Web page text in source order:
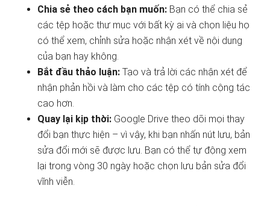
Chia sẻ theo cách bạn muốn: Bạn có thể chia sẻ
các tệp hoặc thư mục với bất kỳ ai và chọn liệu họ
có thể xem, chỉnh sửa hoặc nhận xét về nội dung
của bạn hay không.
Bắt đầu thảo luận: Tạo và trả lời các nhận xét để
nhận phản hồi và làm cho các tệp có tính cộng tác
cao hơn.
Quay lại kịp thời: Google Drive theo dõi mọi thay
đổi bạn thực hiện – vì vậy, khi bạn nhấn nút lưu, bản
sửa đổi mới sẽ được lưu. Bạn có thể tự động xem
lại trong vòng 30 ngày hoặc chọn lưu bản sửa đổi
vĩnh viễn.